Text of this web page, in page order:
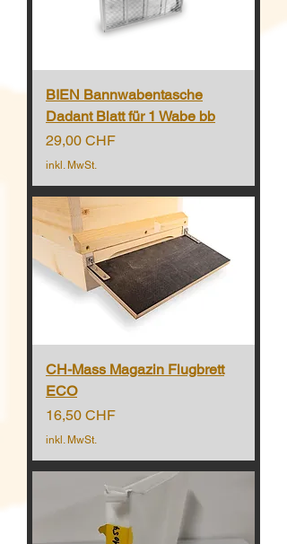
BIEN Bannwabentasche
Dadant Blatt für 1 Wabe bb
Preis
29,00 CHF
inkl. MwSt.
CH-Mass Magazin Flugbrett
ECO
Preis
16,50 CHF
inkl. MwSt.